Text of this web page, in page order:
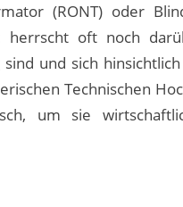
(RONT) oder
oft noch
und sich
Technischen
um sie